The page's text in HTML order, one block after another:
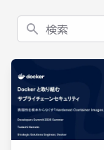
検索